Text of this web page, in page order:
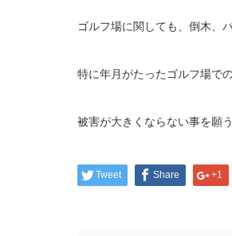
ゴルフ場に関しても、倒木、
特に年月がたったゴルフ場で
被害が大きくならない事を願
Tweet Share +1